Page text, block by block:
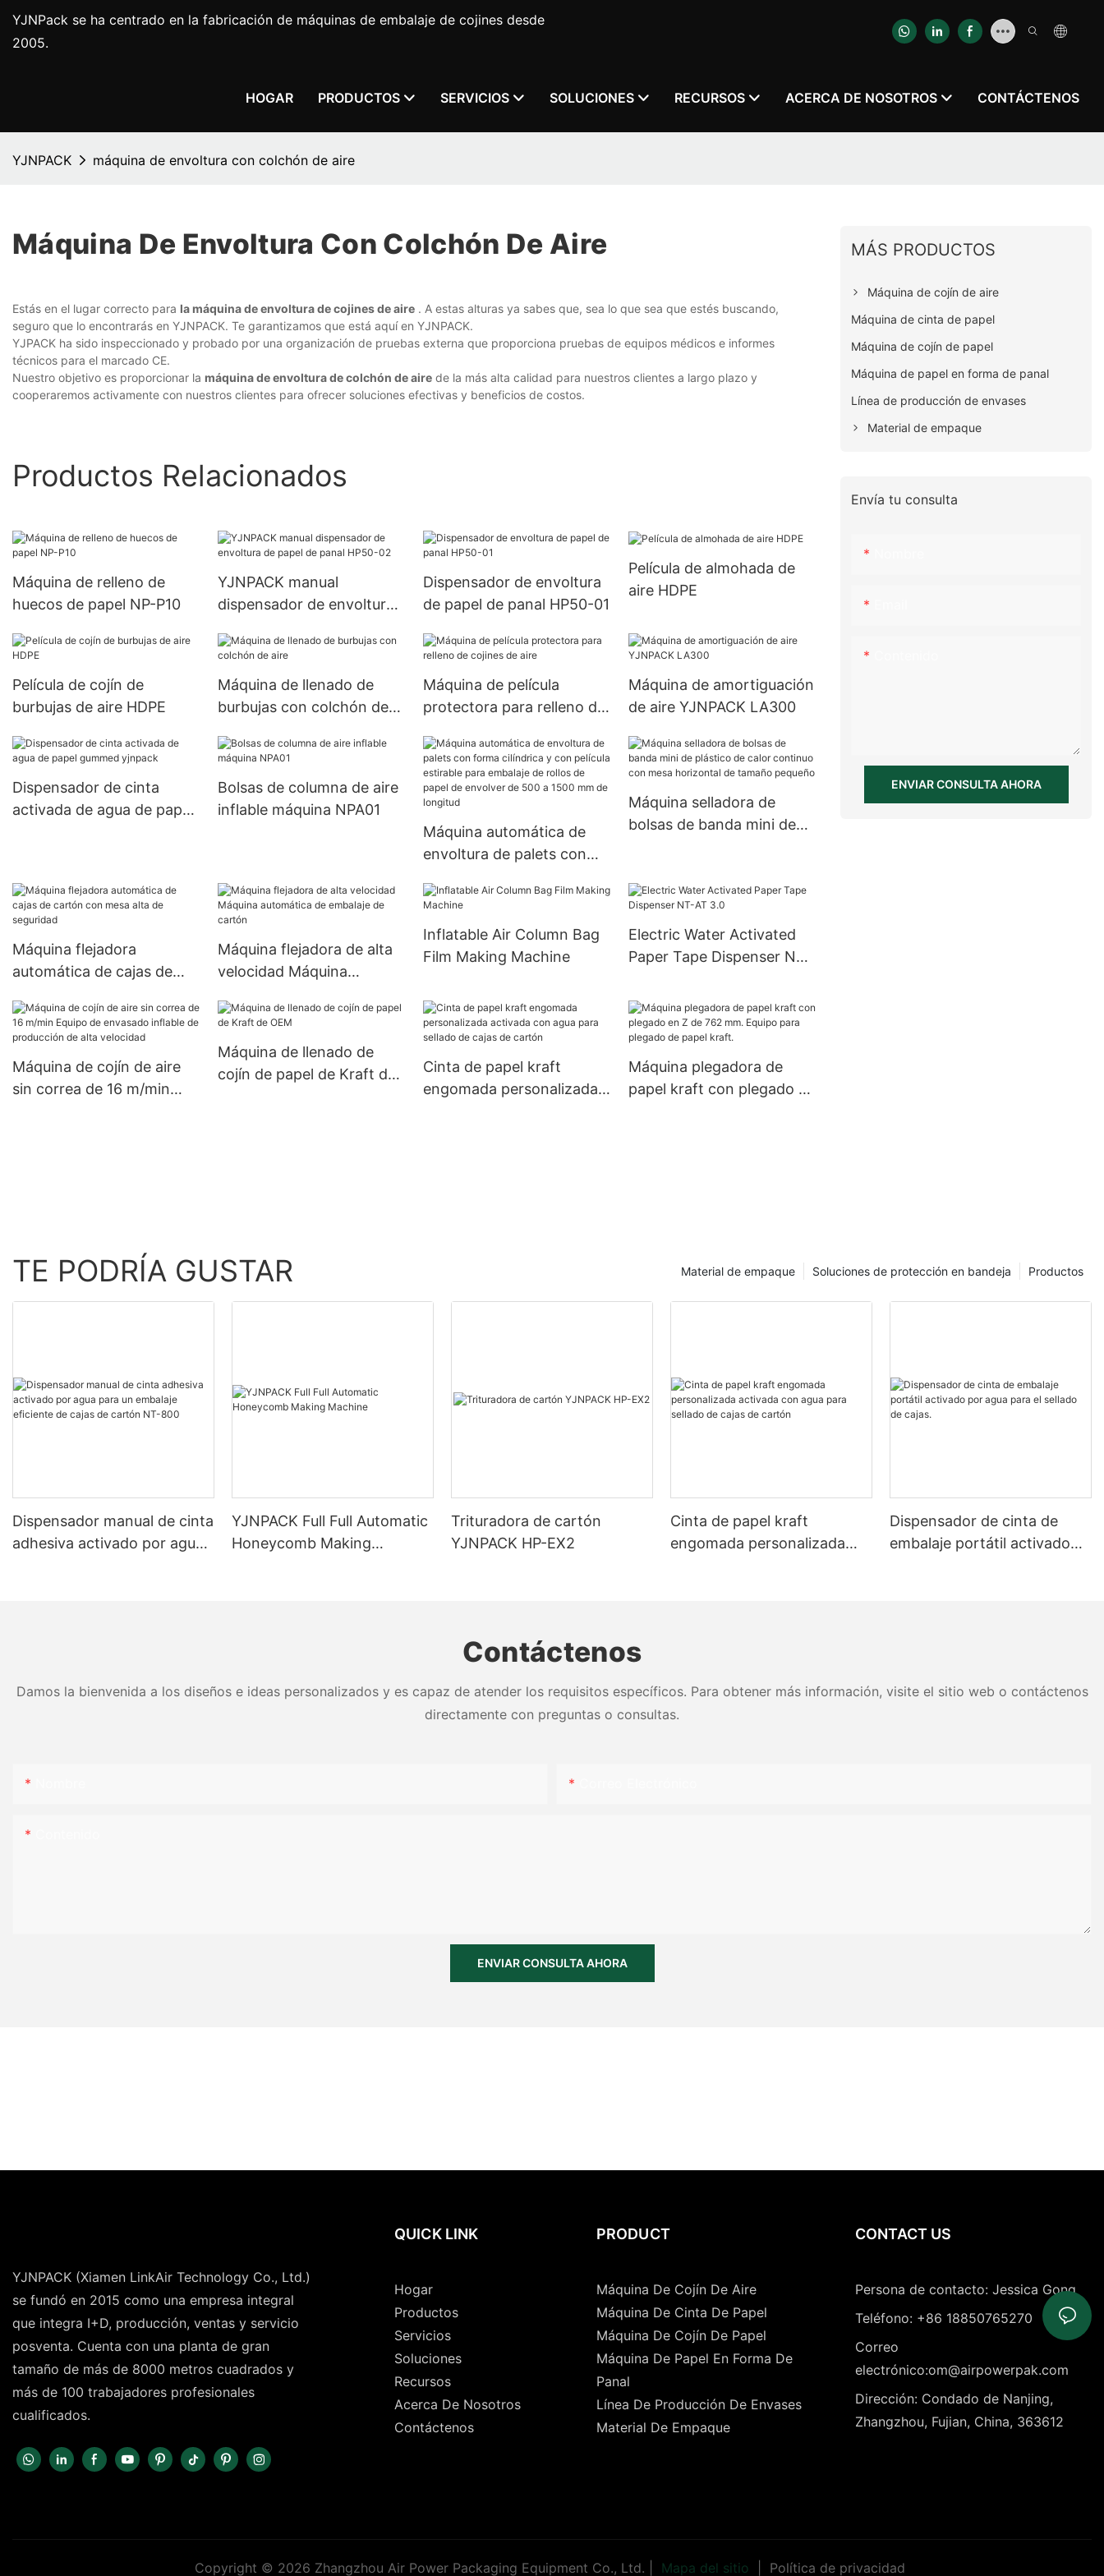
YJNPack se ha centrado en la fabricación de máquinas de embalaje de cojines desde
2005.
HOGAR PRODUCTOS SERVICIOS SOLUCIONES RECURSOS ACERCA DE NOSOTROS CONTÁCTENOS
YJNPACK máquina de envoltura con colchón de aire
Máquina De Envoltura Con Colchón De Aire
Estás en el lugar correcto para la máquina de envoltura de cojines de aire . A estas alturas ya sabes que, sea lo que sea que estés buscando,
seguro que lo encontrarás en YJNPACK. Te garantizamos que está aquí en YJNPACK.
YJPACK ha sido inspeccionado y probado por una organización de pruebas externa que proporciona pruebas de equipos médicos e informes
técnicos para el marcado CE.
Nuestro objetivo es proporcionar la máquina de envoltura de colchón de aire de la más alta calidad para nuestros clientes a largo plazo y
cooperaremos activamente con nuestros clientes para ofrecer soluciones efectivas y beneficios de costos.
Productos Relacionados
Máquina de relleno de
huecos de papel NP-P10
YJNPACK manual
dispensador de envoltura
02
Dispensador de envoltura
de papel de panal HP50-01
Película de almohada de
aire HDPE
Película de cojín de
burbujas de aire HDPE
Máquina de llenado de
burbujas con colchón de
Máquina de película
protectora para relleno de
Máquina de amortiguación
de aire YJNPACK LA300
Dispensador de cinta
activada de agua de papel
Bolsas de columna de aire
inflable máquina NPA01
Máquina automática de
envoltura de palets con
película estirable para
papel de envolver de 500
a 1500 mm de longitud
Máquina selladora de
bolsas de banda mini de
tamaño pequeño
Máquina flejadora
automática de cajas de
seguridad
Máquina flejadora de alta
velocidad Máquina
cartón
Inflatable Air Column Bag
Film Making Machine
Electric Water Activated
Paper Tape Dispenser NT-
Máquina de cojín de aire
sin correa de 16 m/min
Máquina de llenado de
cojín de papel de Kraft de
Cinta de papel kraft
engomada personalizada
Máquina plegadora de
papel kraft con plegado en
MÁS PRODUCTOS
Máquina de cojín de aire
Máquina de cinta de papel
Máquina de cojín de papel
Máquina de papel en forma de panal
Línea de producción de envases
Material de empaque
Envía tu consulta
ENVIAR CONSULTA AHORA
TE PODRÍA GUSTAR Productos
Soluciones de protección en bandeja
Material de empaque
Dispensador manual de cinta
adhesiva activado por agua
YJNPACK Full Full Automatic
Honeycomb Making
Trituradora de cartón
YJNPACK HP-EX2
Cinta de papel kraft
engomada personalizada
Dispensador de cinta de
embalaje portátil activado
Contáctenos
Damos la bienvenida a los diseños e ideas personalizados y es capaz de atender los requisitos específicos. Para obtener más información, visite el sitio web o contáctenos
directamente con preguntas o consultas.
ENVIAR CONSULTA AHORA
YJNPACK (Xiamen LinkAir Technology Co., Ltd.)
se fundó en 2015 como una empresa integral
que integra I+D, producción, ventas y servicio
posventa. Cuenta con una planta de gran
tamaño de más de 8000 metros cuadrados y
más de 100 trabajadores profesionales
cualificados.
QUICK LINK
Hogar
Productos
Servicios
Soluciones
Recursos
Acerca De Nosotros
Contáctenos
PRODUCT
Máquina De Cojín De Aire
Máquina De Cinta De Papel
Máquina De Cojín De Papel
Máquina De Papel En Forma De
Panal
Línea De Producción De Envases
Material De Empaque
CONTACT US
Persona de contacto: Jessica Gong
Teléfono: +86 18850765270
Correo
electrónico:om@airpowerpak.com
Dirección: Condado de Nanjing,
Zhangzhou, Fujian, China, 363612
Copyright © 2026 Zhangzhou Air Power Packaging Equipment Co., Ltd. | Mapa del sitio Política de privacidad